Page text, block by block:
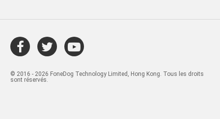
© 2016 - 2026 FoneDog Technology Limited, Hong Kong. Tous les droits
sont réservés.